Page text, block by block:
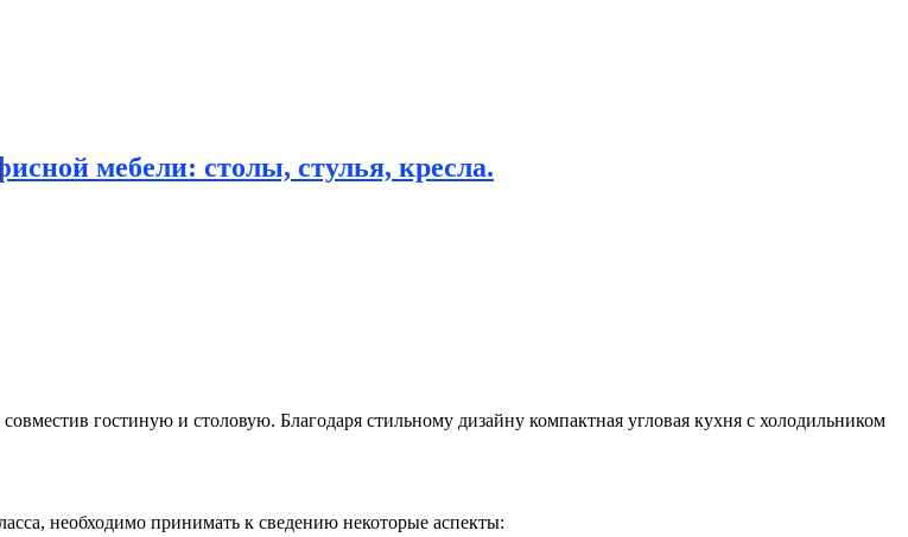
мебели: столы, стулья, кресла.
гостиную и столовую. Благодаря стильному дизайну компактная угловая кухня с холодильником
необходимо принимать к сведению некоторые аспекты: